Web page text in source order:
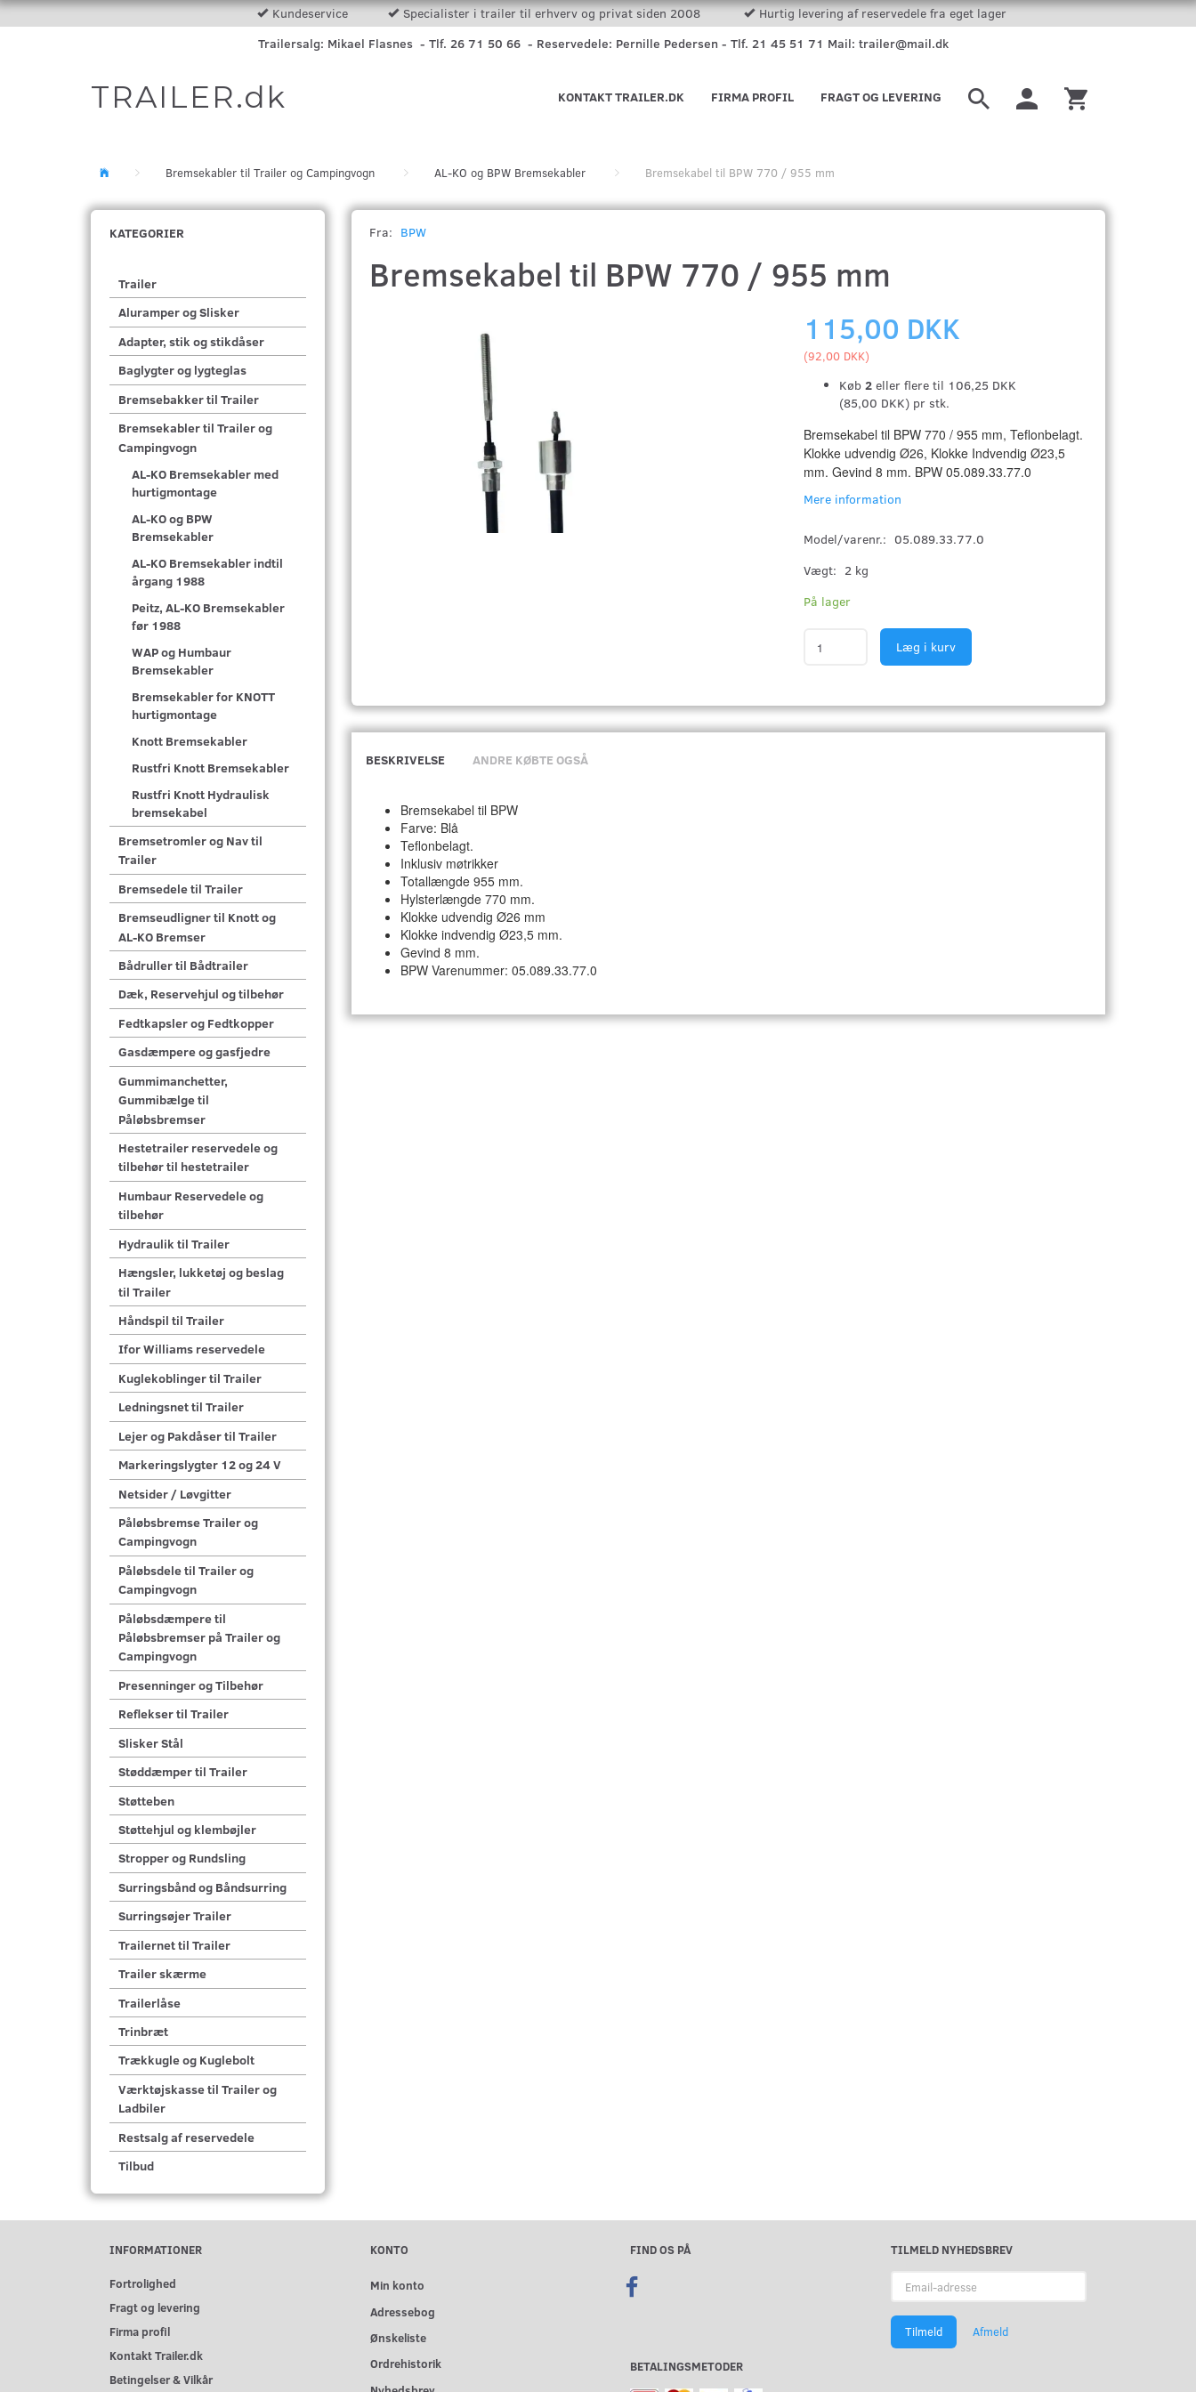
Kundeservice Specialister i trailer til erhverv og privat siden 2008
Hurtig levering af reservedele fra eget lager
Trailersalg: Mikael Flasnes - Tlf. 26 71 50 66 - Reservedele: Pernille Pedersen - Tlf. 21 45 51 71 Mail: trailer@mail.dk
TRAILER.dk FRAGT OG LEVERING
FIRMA PROFIL
KONTAKT TRAILER.DK
Bremsekabler til Trailer og Campingvogn AL-KO og BPW Bremsekabler Bremsekabel til BPW 770 / 955 mm
KATEGORIER
Trailer
Aluramper og Slisker
Adapter, stik og stikdåser
Baglygter og lygteglas
Bremsebakker til Trailer
Bremsekabler til Trailer og
Campingvogn
AL-KO Bremsekabler med
hurtigmontage
AL-KO og BPW
Bremsekabler
AL-KO Bremsekabler indtil
årgang 1988
Peitz, AL-KO Bremsekabler
før 1988
WAP og Humbaur
Bremsekabler
Bremsekabler for KNOTT
hurtigmontage
Knott Bremsekabler
Rustfri Knott Bremsekabler
Rustfri Knott Hydraulisk
bremsekabel
Bremsetromler og Nav til
Trailer
Bremsedele til Trailer
Bremseudligner til Knott og
AL-KO Bremser
Bådruller til Bådtrailer
Dæk, Reservehjul og tilbehør
Fedtkapsler og Fedtkopper
Gasdæmpere og gasfjedre
Gummimanchetter,
Gummibælge til
Påløbsbremser
Hestetrailer reservedele og
tilbehør til hestetrailer
Humbaur Reservedele og
tilbehør
Hydraulik til Trailer
Hængsler, lukketøj og beslag
til Trailer
Håndspil til Trailer
Ifor Williams reservedele
Kuglekoblinger til Trailer
Ledningsnet til Trailer
Lejer og Pakdåser til Trailer
Markeringslygter 12 og 24 V
Netsider / Løvgitter
Påløbsbremse Trailer og
Campingvogn
Påløbsdele til Trailer og
Campingvogn
Påløbsdæmpere til
Påløbsbremser på Trailer og
Campingvogn
Presenninger og Tilbehør
Reflekser til Trailer
Slisker Stål
Støddæmper til Trailer
Støtteben
Støttehjul og klembøjler
Stropper og Rundsling
Surringsbånd og Båndsurring
Surringsøjer Trailer
Trailernet til Trailer
Trailer skærme
Trailerlåse
Trinbræt
Trækkugle og Kuglebolt
Værktøjskasse til Trailer og
Ladbiler
Restsalg af reservedele
Tilbud
Fra: BPW
Bremsekabel til BPW 770 / 955 mm
115,00 DKK
(92,00 DKK)
Køb2 eller flere til 106,25 DKK
(85,00 DKK) pr stk.
Bremsekabel til BPW 770 / 955 mm, Teflonbelagt.
Klokke udvendig Ø26, Klokke Indvendig Ø23,5
mm. Gevind 8 mm. BPW 05.089.33.77.0
Mere information
Model/varenr.: 05.089.33.77.0
Vægt: 2 kg
På lager
Læg i kurv
BESKRIVELSE ANDRE KØBTE OGSÅ
Bremsekabel til BPW
Farve: Blå
Teflonbelagt.
Inklusiv møtrikker
Totallængde 955 mm.
Hylsterlængde 770 mm.
Klokke udvendig Ø26 mm
Klokke indvendig Ø23,5 mm.
Gevind 8 mm.
BPW Varenummer: 05.089.33.77.0
INFORMATIONER
Fortrolighed
Fragt og levering
Firma profil
Kontakt Trailer.dk
Betingelser & Vilkår
KONTO
Min konto
Adressebog
Ønskeliste
Ordrehistorik
FIND OS PÅ
BETALINGSMETODER
TILMELD NYHEDSBREV
adresse
Tilmeld Afmeld